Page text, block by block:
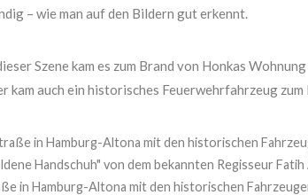
– wie man auf den Bildern gut erkennt.
Szene kam es zum Brand von Honkas
kam auch ein historisches Feuerwehrfahrzeug zum
in Hamburg-Altona mit den historischen